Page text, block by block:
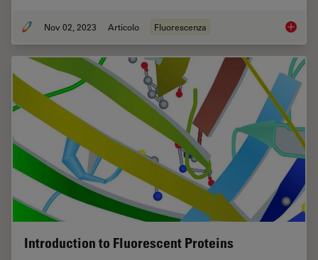
Nov 02, 2023 Articolo Fluorescenza Epi-
Introduction to Fluorescent Proteins